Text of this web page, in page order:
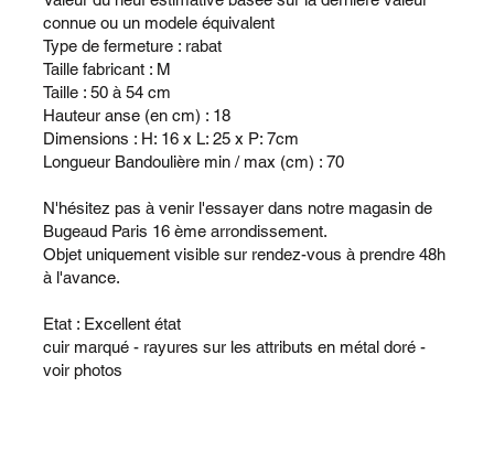
connue ou un modele équivalent
Type de fermeture : rabat
Taille fabricant : M
Taille : 50 à 54 cm
Hauteur anse (en cm) : 18
Dimensions : H: 16 x L: 25 x P: 7cm
Longueur Bandoulière min / max (cm) : 70
N'hésitez pas à venir l'essayer dans notre magasin de
Bugeaud Paris 16 ème arrondissement.
Objet uniquement visible sur rendez-vous à prendre 48h
à l'avance.
Etat : Excellent état
cuir marqué - rayures sur les attributs en métal doré -
voir photos